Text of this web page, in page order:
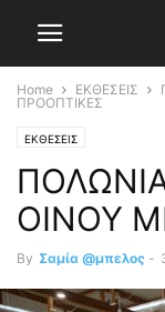
Home ΕΚΘΕΣΕΙΣ
ΠΡΟΟΠΤΙΚΕΣ
ΕΚΘΕΣΕΙΣ
ΟΙΝΟΥ
By Σαμία @μπελος -